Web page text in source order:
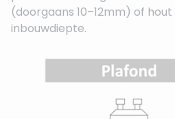
(doorgaans 10–12mm) of
inbouwdiepte.